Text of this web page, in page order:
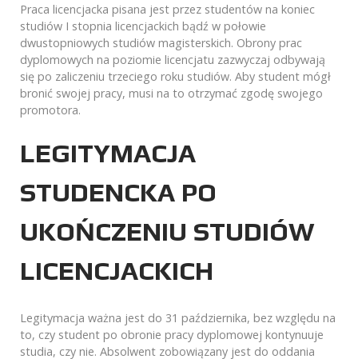
Praca licencjacka pisana jest przez studentów na koniec
studiów I stopnia licencjackich bądź w połowie
dwustopniowych studiów magisterskich. Obrony prac
dyplomowych na poziomie licencjatu zazwyczaj odbywają
się po zaliczeniu trzeciego roku studiów. Aby student mógł
bronić swojej pracy, musi na to otrzymać zgodę swojego
promotora.
LEGITYMACJA
STUDENCKA PO
UKOŃCZENIU STUDIÓW
LICENCJACKICH
Legitymacja ważna jest do 31 października, bez względu na
to, czy student po obronie pracy dyplomowej kontynuuje
studia, czy nie. Absolwent zobowiązany jest do oddania